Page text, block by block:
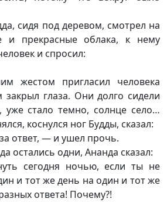
сидя под деревом, смотрел на
и прекрасные облака, к нему
и спросил:
жестом пригласил человека
закрыл глаза. Они долго сидели
уже стало темно, солнце село…
коснулся ног Будды, сказал:
ответ, — и ушел прочь.
остались одни, Ананда сказал:
сегодня ночью, если ты не
и тот же день на один и тот же
ответа! Почему?!